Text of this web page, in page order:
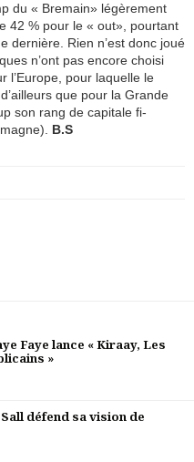
du « Bremain» légèrement
42 % pour le « out», pourtant
dernière. Rien n’est donc joué
n’ont pas encore choisi
l’Europe, pour laquelle le
que pour la Grande
son rang de capitale fi-
B.S
Faye lance « Kiraay, Les
»
Sall défend sa vision de